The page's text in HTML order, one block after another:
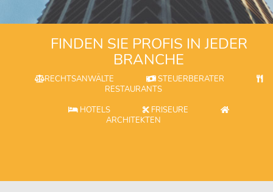
FINDEN SIE PROFIS IN JEDER
BRANCHE
RECHTSANWÄLTE
STEUERBERATER
RESTAURANTS
HOTELS
FRISEURE
ARCHITEKTEN